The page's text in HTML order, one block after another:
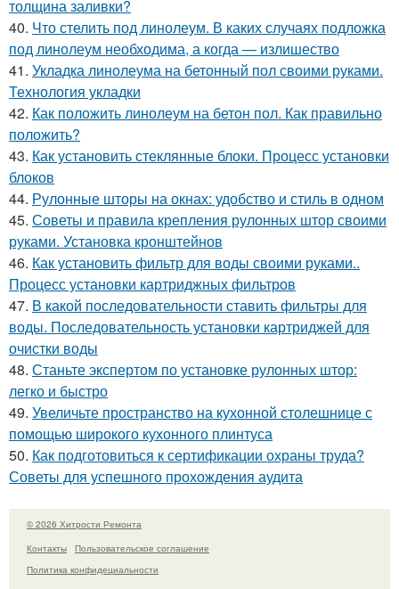
толщина заливки?
40. Что стелить под линолеум. В каких случаях подложка
под линолеум необходима, а когда — излишество
41. Укладка линолеума на бетонный пол своими руками.
Технология укладки
42. Как положить линолеум на бетон пол. Как правильно
положить?
43. Как установить стеклянные блоки. Процесс установки
блоков
44. Рулонные шторы на окнах: удобство и стиль в одном
45. Советы и правила крепления рулонных штор своими
руками. Установка кронштейнов
46. Как установить фильтр для воды своими руками..
Процесс установки картриджных фильтров
47. В какой последовательности ставить фильтры для
воды. Последовательность установки картриджей для
очистки воды
48. Станьте экспертом по установке рулонных штор:
легко и быстро
49. Увеличьте пространство на кухонной столешнице с
помощью широкого кухонного плинтуса
50. Как подготовиться к сертификации охраны труда?
Советы для успешного прохождения аудита
© 2026 Хитрости Ремонта
Контакты
Пользовательское соглашение
Политика конфидециальности